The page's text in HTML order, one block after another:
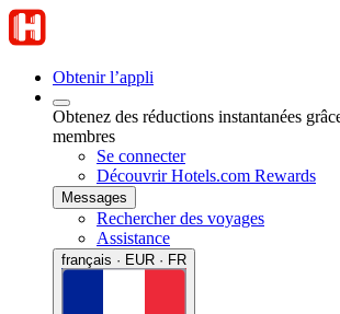
Obtenir l’appli
Obtenez des réductions instantanées
membres
Se connecter
Découvrir Hotels.com Rewards
Messages
Rechercher des voyages
Assistance
français · EUR · FR